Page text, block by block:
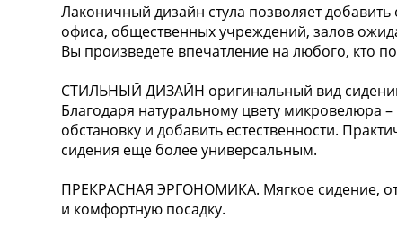
Лаконичный дизайн cтула позволяет
офиса, общественных учреждений, залов
Вы произведете впечатление на любого, кто
СТИЛЬНЫЙ ДИЗАЙН оригинальный вид
Благодаря натуральному цвету микровелюра
обстановку и добавить естественности.
сидения еще более универсальным.
ПРЕКРАСНАЯ ЭРГОНОМИКА. Мягкое сидение,
и комфортную посадку.